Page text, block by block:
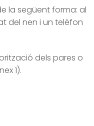
la següent forma: al
del nen i un telèfon
dels pares o
1).